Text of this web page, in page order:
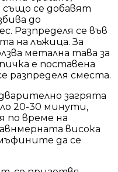
също се добавят
до
Разпределя се във
на лъжица. За
метална тава за
е поставена
разпределя сместа.
загрята
20-30 минути,
по време на
висока
да се